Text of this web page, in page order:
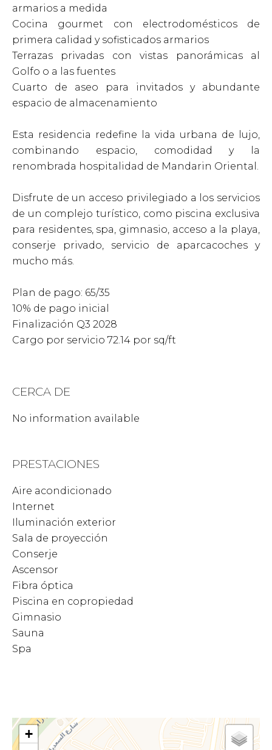
armarios a medida
Cocina gourmet con electrodomésticos de
primera calidad y sofisticados armarios
Terrazas privadas con vistas panorámicas al
Golfo o a las fuentes
Cuarto de aseo para invitados y abundante
espacio de almacenamiento
Esta residencia redefine la vida urbana de lujo,
combinando espacio, comodidad y la
renombrada hospitalidad de Mandarin Oriental.
Disfrute de un acceso privilegiado a los servicios
de un complejo turístico, como piscina exclusiva
para residentes, spa, gimnasio, acceso a la playa,
conserje privado, servicio de aparcacoches y
mucho más.
Plan de pago: 65/35
10% de pago inicial
Finalización Q3 2028
Cargo por servicio 72.14 por sq/ft
CERCA DE
No information available
PRESTACIONES
Aire acondicionado
Internet
Iluminación exterior
Sala de proyección
Conserje
Ascensor
Fibra óptica
Piscina en copropiedad
Gimnasio
Sauna
Spa
+